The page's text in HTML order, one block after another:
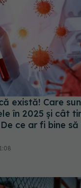
există! Care
în 2025 și cât
ce ar fi bine